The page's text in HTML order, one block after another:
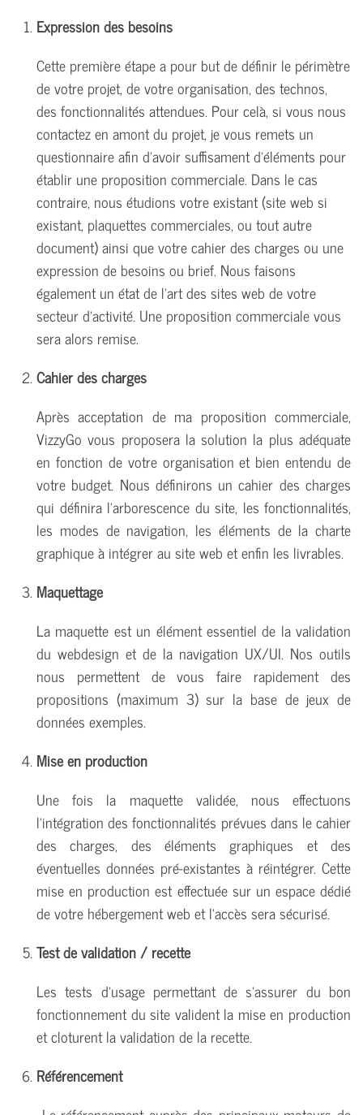
Expression des besoins
Cette première étape a pour but de définir le périmètre
de votre projet, de votre organisation, des technos,
des fonctionnalités attendues. Pour celà, si vous nous
contactez en amont du projet, je vous remets un
questionnaire afin d'avoir suffisament d'éléments pour
établir une proposition commerciale. Dans le cas
contraire, nous étudions votre existant (site web si
existant, plaquettes commerciales, ou tout autre
document) ainsi que votre cahier des charges ou une
expression de besoins ou brief. Nous faisons
également un état de l'art des sites web de votre
secteur d'activité. Une proposition commerciale vous
sera alors remise.
Cahier des charges
Après acceptation de ma proposition commerciale,
VizzyGo vous proposera la solution la plus adéquate
en fonction de votre organisation et bien entendu de
votre budget. Nous définirons un cahier des charges
qui définira l'arborescence du site, les fonctionnalités,
les modes de navigation, les éléments de la charte
graphique à intégrer au site web et enfin les livrables.
Maquettage
La maquette est un élément essentiel de la validation
du webdesign et de la navigation UX/UI. Nos outils
nous permettent de vous faire rapidement des
propositions (maximum 3) sur la base de jeux de
données exemples.
Mise en production
Une fois la maquette validée, nous effectuons
l'intégration des fonctionnalités prévues dans le cahier
des charges, des éléments graphiques et des
éventuelles données pré-existantes à réintégrer. Cette
mise en production est effectuée sur un espace dédié
de votre hébergement web et l'accès sera sécurisé.
Test de validation / recette
Les tests d'usage permettant de s'assurer du bon
fonctionnement du site valident la mise en production
et cloturent la validation de la recette.
Référencement